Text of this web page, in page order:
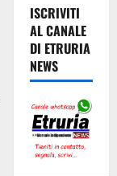
ISCRIVITI
AL CANALE
DI ETRURIA
NEWS